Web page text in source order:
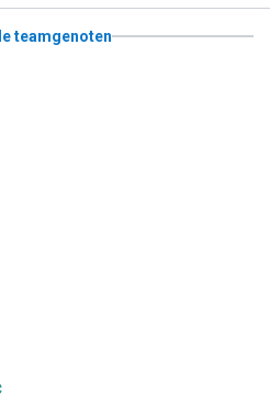
teamgenoten